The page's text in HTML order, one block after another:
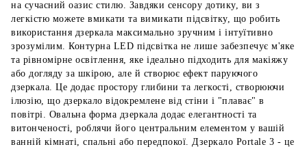
на сучасний оазис стилю. Завдяки сенсору дотику, ви з
легкістю можете вмикати та вимикати підсвітку, що робить
використання дзеркала максимально зручним і інтуїтивно
зрозумілим. Контурна LED підсвітка не лише забезпечує м'яке
та рівномірне освітлення, яке ідеально підходить для макіяжу
або догляду за шкірою, але й створює ефект паруючого
дзеркала. Це додає простору глибини та легкості, створюючи
ілюзію, що дзеркало відокремлене від стіни і "плаває" в
повітрі. Овальна форма дзеркала додає елегантності та
витонченості, роблячи його центральним елементом у вашій
ванній кімнаті, спальні або передпокої. Дзеркало Portale 3 - це